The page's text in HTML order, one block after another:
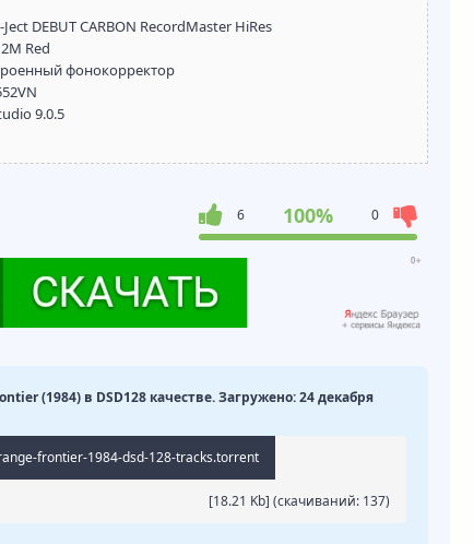
DEBUT CARBON RecordMaster HiRes
Red
фонокорректор
9.0.5
6 100% 0
(1984) в DSD128 качестве. Загружено: 24 декабря
frontier-1984-dsd-128-tracks.torrent
[18.21 Kb] (cкачиваний: 137)